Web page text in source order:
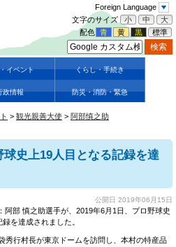
Foreign Language
文字のサイズ
小 中
大
配色 青 黄 黒 標準
イベント くらし・手続き
政情報 防災・消防・緊急
> 観光親善大使 > 阿部慎之助
史上19人目となる記録を達
公開日 2019年06月15日
部 慎之助選手が、2019年6月1日、プロ野球史
を達成されました。
秀行村長が東京ドームを訪問し、本村の特産品